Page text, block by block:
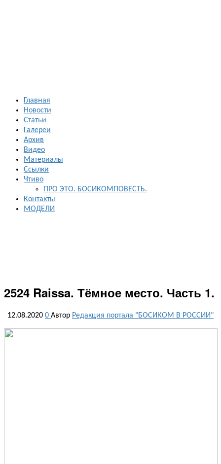
Главная
Новости
Статьи
Галереи
Архив
Видео
Материалы
Ссылки
Чтиво
ПРО ЭТО. БОСИКОМПОВЕСТЬ.
Контакты
МОДЕЛИ
2524 Raissa. Тёмное место. Часть 1.
12.08.2020 0 Автор Редакция портала "БОСИКОМ В РОССИИ"